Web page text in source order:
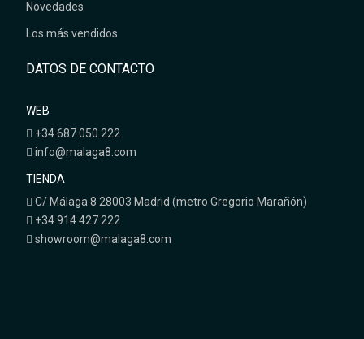
Novedades
Los más vendidos
DATOS DE CONTACTO
WEB
+34 687 050 222
info@malaga8.com
TIENDA
C/ Málaga 8 28003 Madrid (metro Gregorio Marañón)
+34 914 427 222
showroom@malaga8.com